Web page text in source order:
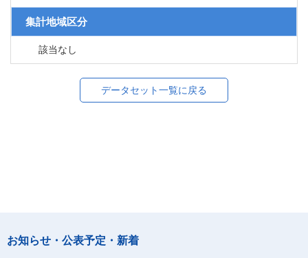
集計地域区分
該当なし
データセット一覧に戻る
お知らせ・公表予定・新着